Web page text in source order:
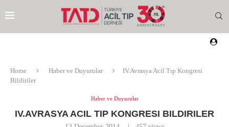
Home Haber ve Duyurular
IV.Avrasya Acil Tıp Kongresi
Bildiriler
Haber ve Duyurular
IV.AVRASYA ACIL TIP KONGRESI BILDIRILER